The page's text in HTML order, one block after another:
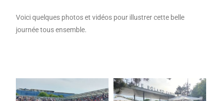
Voici quelques photos et vidéos pour illustrer cette belle
journée tous ensemble.